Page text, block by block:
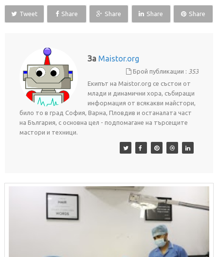
Tweet Share Share Share Share
За Maistor.org
Брой публикации : 353
Екипът на Maistor.org се състои от
млади и динамични хора, събиращи
информация от всякакви майстори,
било то в град София, Варна, Пловдив и останалата част
на България, с основна цел - подпомагане на търсещите
мастори и техници.